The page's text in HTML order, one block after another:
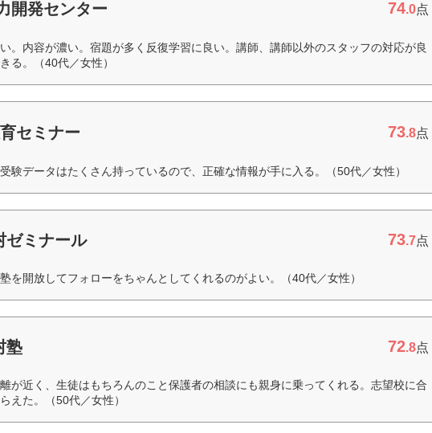
開発センター 74.0点
。内容が濃い。宿題が多く反復学習に良い。講師、講師以外のスタッフの対応が良
る。（40代／女性）
セミナー 73.8点
験データはたくさん持っているので、正確な情報が手に入る。（50代／女性）
ゼミナール 73.7点
を開放してフォローをちゃんとしてくれるのがよい。（40代／女性）
塾 72.8点
が近く、生徒はもちろんのこと保護者の相談にも親身に乗ってくれる。志望校に合
えた。（50代／女性）